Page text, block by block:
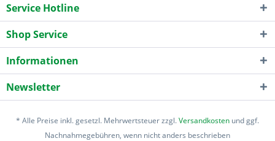
Service Hotline
Shop Service
Informationen
Newsletter
* Alle Preise inkl. gesetzl. Mehrwertsteuer zzgl.Versandkosten und ggf.
Nachnahmegebühren, wenn nicht anders beschrieben